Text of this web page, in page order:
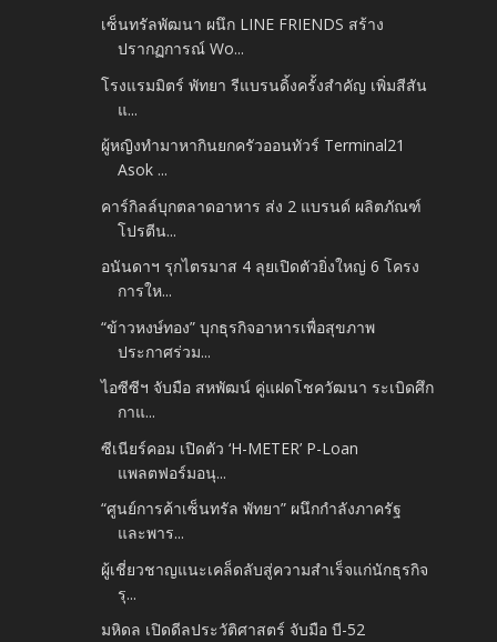
เซ็นทรัลพัฒนา ผนึก LINE FRIENDS สร้าง
ปรากฏการณ์ Wo...
โรงแรมมิตร์ พัทยา รีแบรนดิ้งครั้งสำคัญ เพิ่มสีสัน
แ...
ผู้หญิงทำมาหากินยกครัวออนทัวร์ Terminal21
Asok ...
คาร์กิลล์บุกตลาดอาหาร ส่ง 2 แบรนด์ ผลิตภัณฑ์
โปรตีน...
อนันดาฯ รุกไตรมาส 4 ลุยเปิดตัวยิ่งใหญ่ 6 โครง
การให...
“ข้าวหงษ์ทอง” บุกธุรกิจอาหารเพื่อสุขภาพ
ประกาศร่วม...
ไอซีซีฯ จับมือ สหพัฒน์ คู่แฝดโชควัฒนา ระเบิดศึก
กาแ...
ซีเนียร์คอม เปิดตัว ‘H-METER’ P-Loan
แพลตฟอร์มอนุ...
“ศูนย์การค้าเซ็นทรัล พัทยา” ผนึกกำลังภาครัฐ
และพาร...
ผู้เชี่ยวชาญแนะเคล็ดลับสู่ความสำเร็จแก่นักธุรกิจ
รุ...
มหิดล เปิดดีลประวัติศาสตร์ จับมือ บี-52